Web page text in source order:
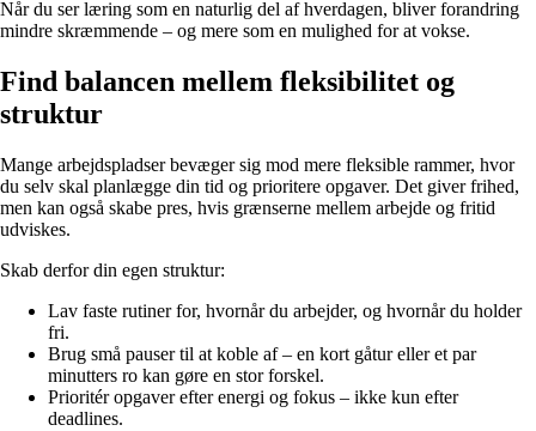
Når du ser læring som en naturlig del af hverdagen, bliver forandring
mindre skræmmende – og mere som en mulighed for at vokse.
Find balancen mellem fleksibilitet og
struktur
Mange arbejdspladser bevæger sig mod mere fleksible rammer, hvor
du selv skal planlægge din tid og prioritere opgaver. Det giver frihed,
men kan også skabe pres, hvis grænserne mellem arbejde og fritid
udviskes.
Skab derfor din egen struktur:
Lav faste rutiner for, hvornår du arbejder, og hvornår du holder
fri.
Brug små pauser til at koble af – en kort gåtur eller et par
minutters ro kan gøre en stor forskel.
Prioritér opgaver efter energi og fokus – ikke kun efter
deadlines.